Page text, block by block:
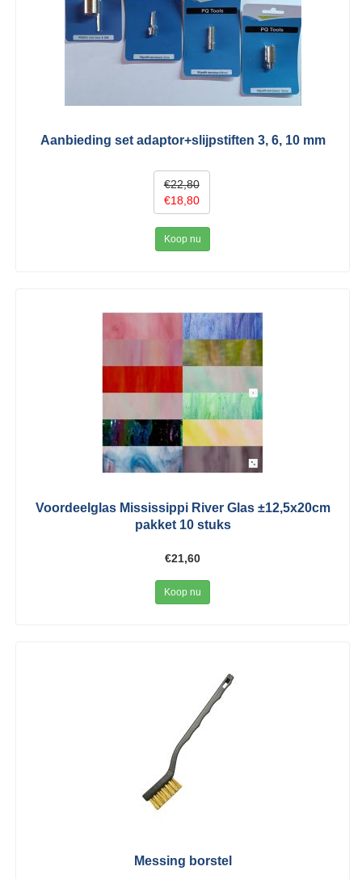
Aanbieding set adaptor+slijpstiften 3, 6, 10 mm
€22,80
€18,80
Koop nu
Voordeelglas Mississippi River Glas ±12,5x20cm
pakket 10 stuks
€21,60
Koop nu
Messing borstel